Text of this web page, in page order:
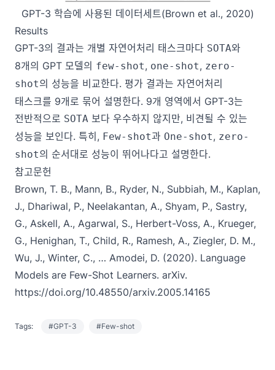
GPT-3 학습에 사용된 데이터세트(Brown et al., 2020)
Results
GPT-3의 결과는 개별 자연어처리 태스크마다 SOTA와
8개의 GPT 모델의 few-shot, one-shot, zero-
shot의 성능을 비교한다. 평가 결과는 자연어처리
태스크를 9개로 묶어 설명한다. 9개 영역에서 GPT-3는
전반적으로 SOTA 보다 우수하지 않지만, 비견될 수 있는
성능을 보인다. 특히, Few-shot과 One-shot, zero-
shot의 순서대로 성능이 뛰어나다고 설명한다.
참고문헌
Brown, T. B., Mann, B., Ryder, N., Subbiah, M., Kaplan,
J., Dhariwal, P., Neelakantan, A., Shyam, P., Sastry,
G., Askell, A., Agarwal, S., Herbert-Voss, A., Krueger,
G., Henighan, T., Child, R., Ramesh, A., Ziegler, D. M.,
Wu, J., Winter, C., … Amodei, D. (2020). Language
Models are Few-Shot Learners. arXiv.
https://doi.org/10.48550/arxiv.2005.14165
Tags: #GPT-3 #Few-shot